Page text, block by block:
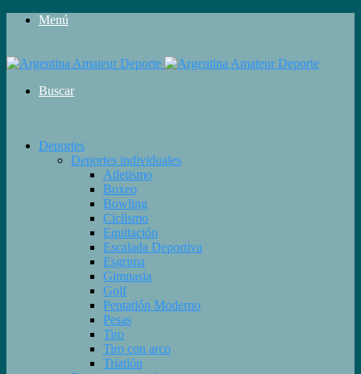
Menú
Buscar
Deportes
Deportes individuales
Atletismo
Boxeo
Bowling
Ciclismo
Equitación
Escalada Deportiva
Esgrima
Gimnasia
Golf
Pentatlón Moderno
Pesas
Tiro
Tiro con arco
Triatlón